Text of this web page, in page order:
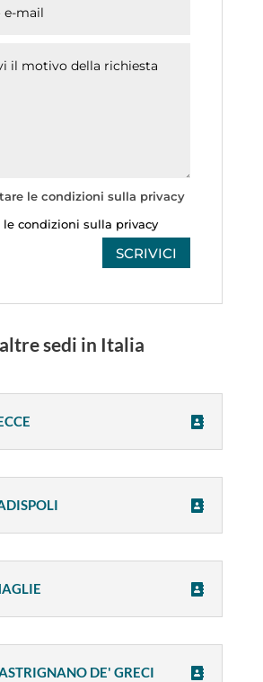
le condizioni sulla privacy
le condizioni sulla privacy
SCRIVICI
sedi in Italia
DE' GRECI